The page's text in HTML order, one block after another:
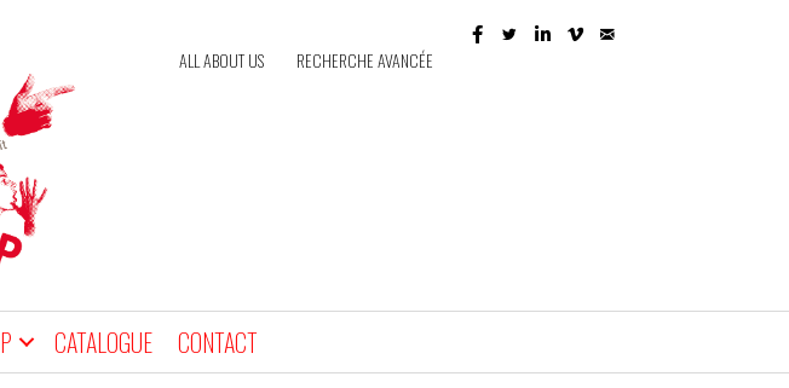
ALL ABOUT US RECHERCHE AVANCÉE
CATALOGUE CONTACT